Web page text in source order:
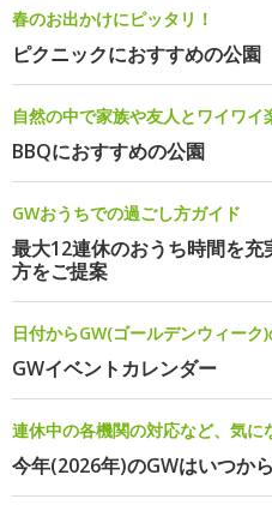
春のお出かけにピッタリ！
ピクニックにおすすめの公園
自然の中で家族や友人とワイワイ
BBQにおすすめの公園
GWおうちでの過ごし方ガイド
最大12連休のおうち時間を
方をご提案
日付からGW(ゴールデンウィーク
GWイベントカレンダー
連休中の各機関の対応など、気に
今年(2026年)のGWはいつか